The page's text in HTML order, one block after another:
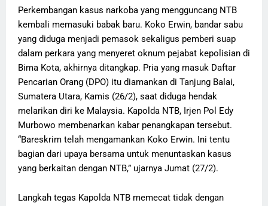
Perkembangan kasus narkoba yang mengguncang NTB
kembali memasuki babak baru. Koko Erwin, bandar sabu
yang diduga menjadi pemasok sekaligus pemberi suap
dalam perkara yang menyeret oknum pejabat kepolisian di
Bima Kota, akhirnya ditangkap. Pria yang masuk Daftar
Pencarian Orang (DPO) itu diamankan di Tanjung Balai,
Sumatera Utara, Kamis (26/2), saat diduga hendak
melarikan diri ke Malaysia. Kapolda NTB, Irjen Pol Edy
Murbowo membenarkan kabar penangkapan tersebut.
“Bareskrim telah mengamankan Koko Erwin. Ini tentu
bagian dari upaya bersama untuk menuntaskan kasus
yang berkaitan dengan NTB,” ujarnya Jumat (27/2).
Langkah tegas Kapolda NTB memecat tidak dengan